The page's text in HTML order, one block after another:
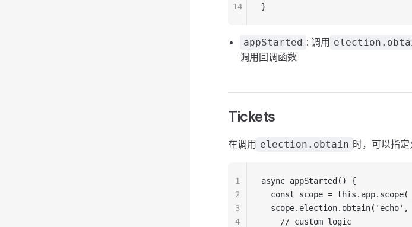
}
14
appStarted : 调用
调用回调函数
Tickets
在调用 election.obtain 时，可以指
async appStarted() {
const scope =
scope.election.obtain('echo',
    // custom logic
1
2
3
4